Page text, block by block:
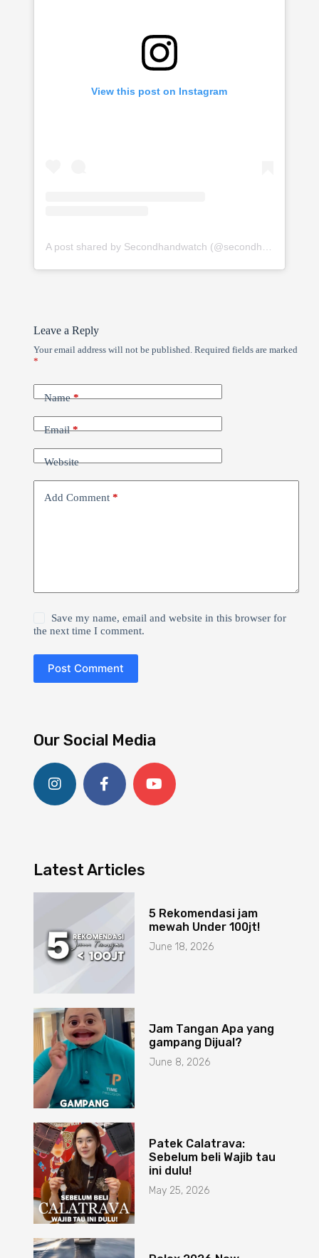
View this post on Instagram
Leave a Reply
Your email address will not be published. Required fields are marked
*
Name*
Email*
Website
Add Comment*
Save my name, email and website in this browser for
the next time I comment.
Post Comment
Our Social Media
Latest Articles
5 Rekomendasi jam
mewah Under 100jt!
June 18, 2026
Jam Tangan Apa yang
gampang Dijual?
June 8, 2026
Patek Calatrava:
Sebelum beli Wajib tau
ini dulu!
May 25, 2026